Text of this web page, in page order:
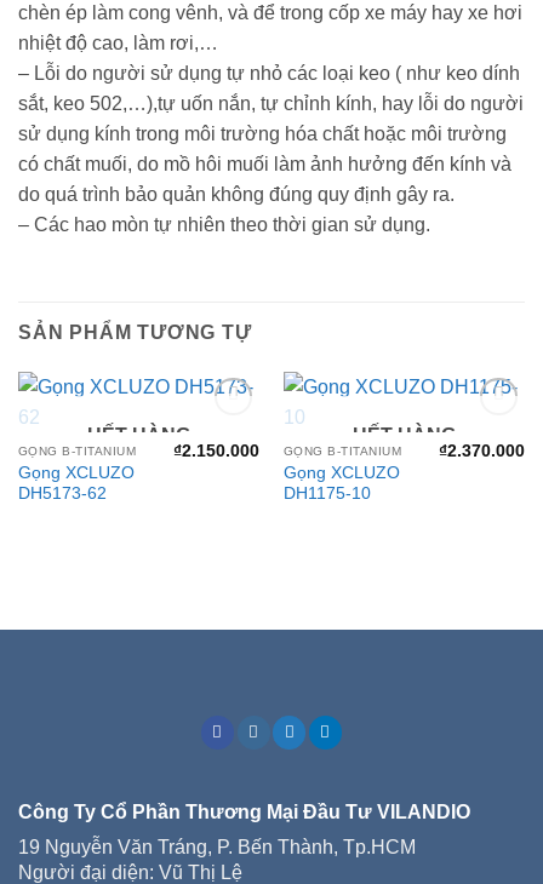
chèn ép làm cong vênh, và để trong cốp xe máy hay xe hơi
nhiệt độ cao, làm rơi,…
– Lỗi do người sử dụng tự nhỏ các loại keo ( như keo dính
sắt, keo 502,…),tự uốn nắn, tự chỉnh kính, hay lỗi do người
sử dụng kính trong môi trường hóa chất hoặc môi trường
có chất muối, do mồ hôi muối làm ảnh hưởng đến kính và
do quá trình bảo quản không đúng quy định gây ra.
– Các hao mòn tự nhiên theo thời gian sử dụng.
SẢN PHẨM TƯƠNG TỰ
wishlist
HẾT HÀNG
GỌNG B-TITANIUM
Gọng XCLUZO
DH5173-62
₫2.150.000
wishlist
HẾT HÀNG
GỌNG B-TITANIUM
Gọng XCLUZO
DH1175-10
₫2.370.000
Công Ty Cổ Phần Thương Mại Đầu Tư VILANDIO
19 Nguyễn Văn Tráng, P. Bến Thành, Tp.HCM
Người đại diện: Vũ Thị Lệ